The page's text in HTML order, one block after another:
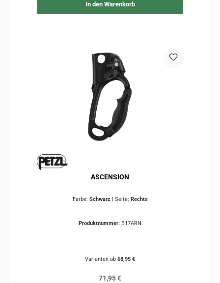
In den Warenkorb
ASCENSION
Farbe: Schwarz | Seite: Rechts
Produktnummer: B17ARN
Varianten ab 68,95 €
Regulärer Preis:
71,95 €